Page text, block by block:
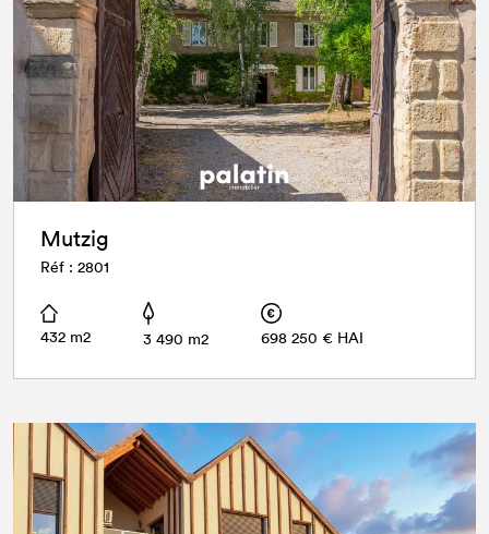
Mutzig
Réf : 2801
432 m2 3 490 m2 698 250 € HAI